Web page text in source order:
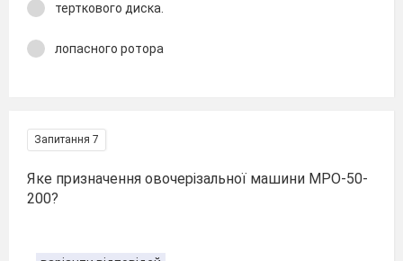
терткового диска.
лопасного ротора
Запитання 7
Яке призначення овочерізальної машини МРО-50-
200?